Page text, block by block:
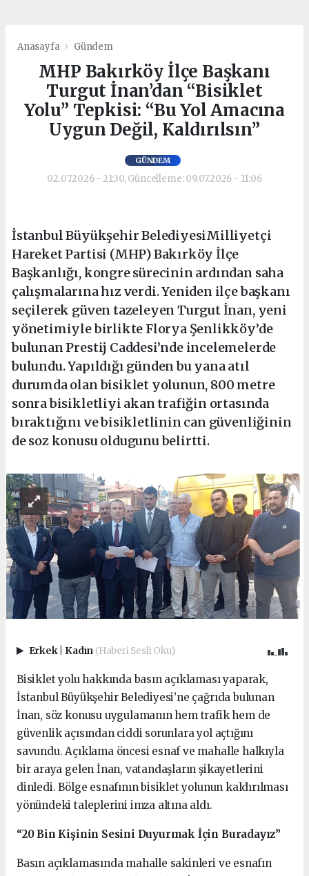
Anasayfa Gündem
MHP Bakırköy İlçe Başkanı
Turgut İnan’dan “Bisiklet
Yolu” Tepkisi: “Bu Yol Amacına
Uygun Değil, Kaldırılsın”
GÜNDEM
02.07.2026 - 21:30, Güncelleme: 09.07.2026 - 11:06
İstanbul Büyükşehir BelediyesiMilliyetçi
Hareket Partisi (MHP) Bakırköy İlçe
Başkanlığı, kongre sürecinin ardından saha
çalışmalarına hız verdi. Yeniden ilçe başkanı
seçilerek güven tazeleyen Turgut İnan, yeni
yönetimiyle birlikte Florya Şenlikköy’de
bulunan Prestij Caddesi’nde incelemelerde
bulundu. Yapıldığı günden bu yana atıl
durumda olan bisiklet yolunun, 800 metre
sonra bisikletliyi akan trafiğin ortasında
bıraktığını ve bisikletlinin can güvenliğinin
de soz konusu oldugunu belirtti.
Erkek Kadın (Haberi Sesli Oku)
Bisiklet yolu hakkında basın açıklaması yaparak,
İstanbul Büyükşehir Belediyesi’ne çağrıda bulunan
İnan, söz konusu uygulamanın hem trafik hem de
güvenlik açısından ciddi sorunlara yol açtığını
savundu. Açıklama öncesi esnaf ve mahalle halkıyla
bir araya gelen İnan, vatandaşların şikayetlerini
dinledi. Bölge esnafının bisiklet yolunun kaldırılması
yönündeki taleplerini imza altına aldı.
“20 Bin Kişinin Sesini Duyurmak İçin Buradayız”
Basın açıklamasında mahalle sakinleri ve esnafın